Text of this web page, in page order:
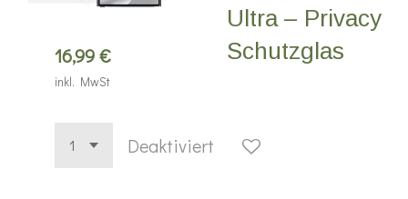
Ultra – Privacy
Schutzglas
16,99 €
inkl. MwSt
Deaktiviert